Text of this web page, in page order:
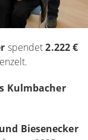
spendet2.222 €
Kulmbacher
Biesenecker